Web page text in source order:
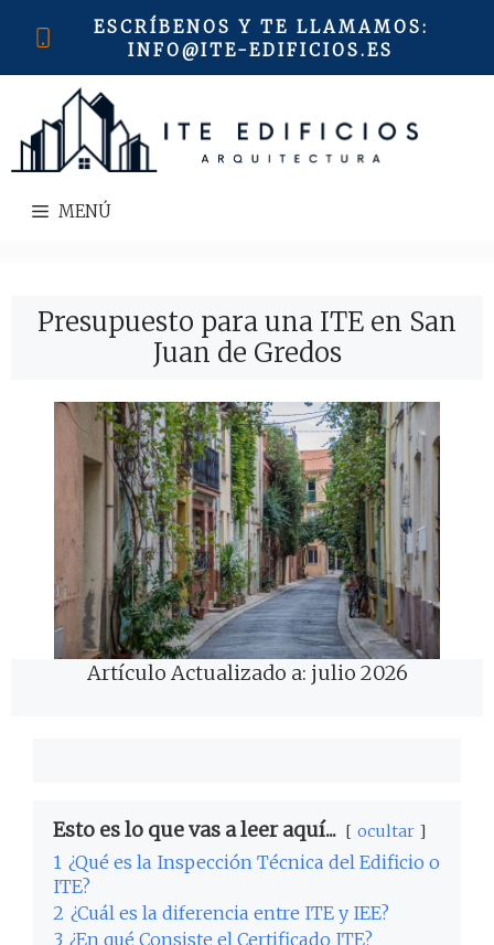
ESCRÍBENOS Y TE LLAMAMOS:
INFO@ITE-EDIFICIOS.ES
MENÚ
Presupuesto para una ITE en San
Juan de Gredos
Artículo Actualizado a: julio 2026
Esto es lo que vas a leer aquí... ocultar
1 ¿Qué es la Inspección Técnica del Edificio o
ITE?
2 ¿Cuál es la diferencia entre ITE y IEE?
3 ¿En qué Consiste el Certificado ITE?